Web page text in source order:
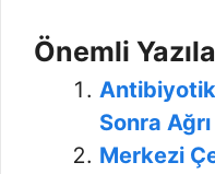
Önemli
Sonra
Merkezi